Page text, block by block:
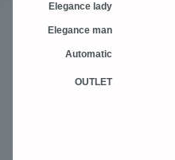
Elegance lady
Elegance man
Automatic
OUTLET